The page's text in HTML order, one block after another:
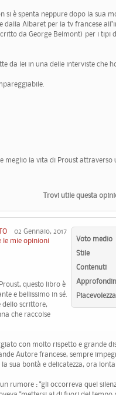
si è spenta neppure dopo la sua
dalla Albaret per la tv francese
da George Belmont) per i tipi
da lei in una delle interviste che
meglio la vita di Proust
Trovi utile questa
Voto medio
Stile
Contenuti
Piacevolezza
02 Gennaio, 2017
le mie opinioni
questo libro è
e bellissimo in sé.
dello scrittore,
che raccolse
con molto rispetto e grande
Autore francese, sempre
sua bontà e delicatezza, ora
rumore : "gli occorreva quel